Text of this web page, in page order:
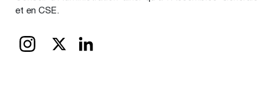
et en CSE.
INSTAGRAM X